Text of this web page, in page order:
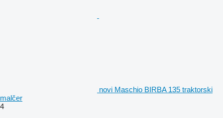
novi Maschio BIRBA 135 traktorski
malčer
4